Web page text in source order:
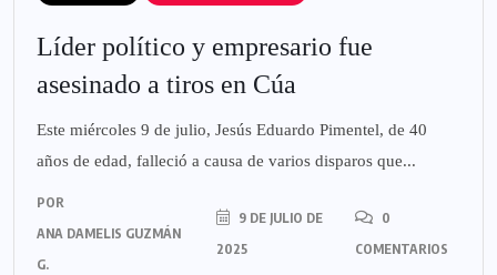
Líder político y empresario fue
asesinado a tiros en Cúa
Este miércoles 9 de julio, Jesús Eduardo Pimentel, de 40
años de edad, falleció a causa de varios disparos que...
POR
ANA DAMELIS GUZMÁN
G.
9 DE JULIO DE
2025
0
COMENTARIOS